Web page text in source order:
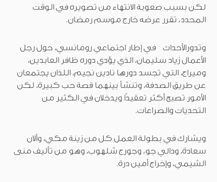
لكن بسبب صعوبة الانتهاء من تصويره في الوقت
المحدد، تقرر عرضه خارج موسم رمضان.
وتدورالأحداث في إطار اجتماعي رومانسي، حول رجل
الأعمال زياد سليمان، الذي يؤدي دوره ظافر العابدين،
وميراج، التي تجسد دورها نادين نجيم، اللذان يجتمعان
عن طريق الصدفة، وتنشأ بينهما قصة حب كبيرة، لكن
الأمور تصبح أكثر تعقيدًا ويدخلان في الكثير من
التحديات والصراعات.
ويشارك في بطولة العمل كل من زينة مكي، وألان
سعادة، ودالي جو، وجورج شلهوب، وهو من تأليف منى
الشيمي، وإخراج أمين درة.